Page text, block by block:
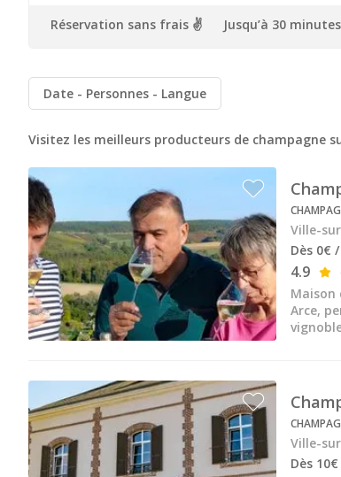
Champagne Mercier
Champagne Mumm
Champagne Ruinart
Champagne Taittinger
Champagne Veuve Clicquot
Pressoria
Petits producteurs de champagne
Ateliers sabrage Champagne
Cours d'oenologie
Visite cave & dégustation vin Alsace
Réservation sans frais ✌️ Jusqu’à 30
Date Personnes Langue
Visitez les meilleurs producteurs de champagne
Ville-
Dès 0€
4.9
Maison
Arce,
Ville-
Dès